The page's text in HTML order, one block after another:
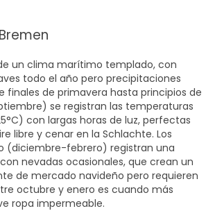
un clima marítimo templado, con
todo el año pero precipitaciones
finales de primavera hasta principios de
se registran las temperaturas
con largas horas de luz, perfectas
libre y cenar en la Schlachte. Los
(diciembre-febrero) registran una
nevadas ocasionales, que crean un
de mercado navideño pero requieren
octubre y enero es cuando más
ropa impermeable.